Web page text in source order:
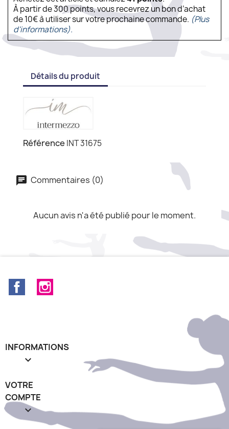
À partir de 300 points, vous recevrez un bon d’achat
de 10€ à utiliser sur votre prochaine commande. (Plus
d'informations).
Détails du produit
Référence INT 31675
Commentaires (0)
Aucun avis n'a été publié pour le moment.
Facebook
INFORMATIONS

VOTRE
COMPTE
